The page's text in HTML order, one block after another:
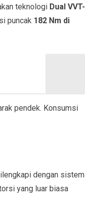
teknologi Dual VVT-
puncak 182 Nm di
pendek. Konsumsi
dengan sistem
yang luar biasa